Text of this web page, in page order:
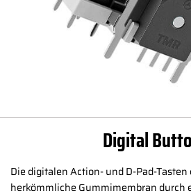
Digital
Die digitalen Action- und D-Pad-Tasten
herkömmliche Gummimembran durch